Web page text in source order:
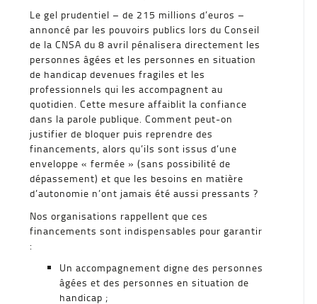
Le gel prudentiel – de 215 millions d’euros –
annoncé par les pouvoirs publics lors du Conseil
de la CNSA du 8 avril pénalisera directement les
personnes âgées et les personnes en situation
de handicap devenues fragiles et les
professionnels qui les accompagnent au
quotidien. Cette mesure affaiblit la confiance
dans la parole publique. Comment peut-on
justifier de bloquer puis reprendre des
financements, alors qu’ils sont issus d’une
enveloppe « fermée » (sans possibilité de
dépassement) et que les besoins en matière
d’autonomie n’ont jamais été aussi pressants ?
Nos organisations rappellent que ces
financements sont indispensables pour garantir
:
Un accompagnement digne des personnes
âgées et des personnes en situation de
handicap ;